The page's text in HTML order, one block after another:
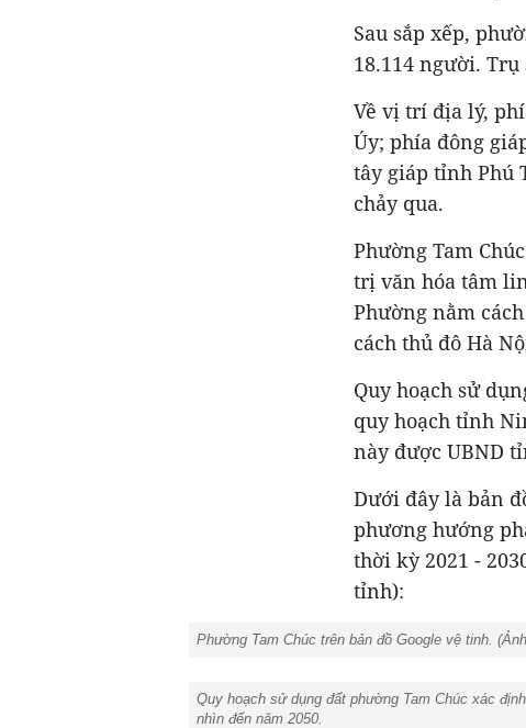
Sau sắp xếp,
18.114 người.
Về vị trí địa lý,
Úy; phía đông
tây giáp tỉnh Phú
chảy qua.
Phường Tam
trị văn hóa tâm
Phường nằm
cách thủ đô Hà
Quy hoạch sử
quy hoạch tỉnh
này được UBND
Dưới đây là bản
phương hướng
thời kỳ 2021 -
tỉnh):
Phường Tam Chúc trên bản đồ Google vệ tinh.
Quy hoạch sử dụng đất phường Tam Chúc xác
nhìn đến năm 2050.